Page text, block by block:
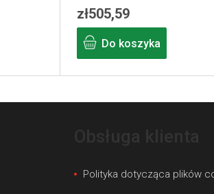
zł505,59
Do koszyka
Polityka dotycząca plików